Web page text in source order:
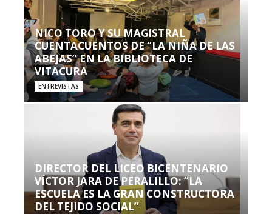
NICO TORO Y SU MAGISTRAL
CUENTACUENTOS DE “LA NIÑA DE LAS
ABEJAS” EN LA BIBLIOTECA DE
VITACURA
ENTREVISTAS
DIRECTOR DEL LICEO BICENTENARIO
VÍCTOR JARA DE PERALILLO: “LA
ESCUELA ES LA GRAN CONSTRUCTORA
DEL TEJIDO SOCIAL”